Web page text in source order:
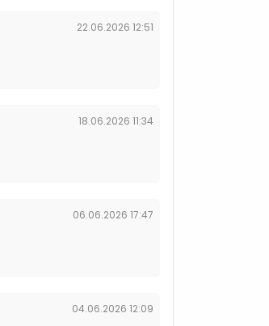
22.06.2026 12:51
18.06.2026 11:34
06.06.2026 17:47
04.06.2026 12:09